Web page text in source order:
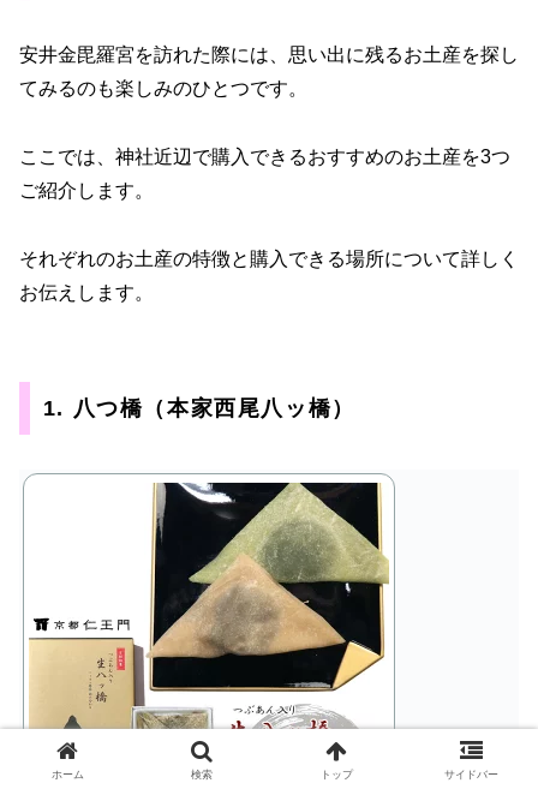
安井金毘羅宮を訪れた際には、思い出に残るお土産を探し
てみるのも楽しみのひとつです。
ここでは、神社近辺で購入できるおすすめのお土産を3つ
ご紹介します。
それぞれのお土産の特徴と購入できる場所について詳しく
お伝えします。
1. 八つ橋（本家西尾八ッ橋）
ホーム 検索 トップ サイドバー